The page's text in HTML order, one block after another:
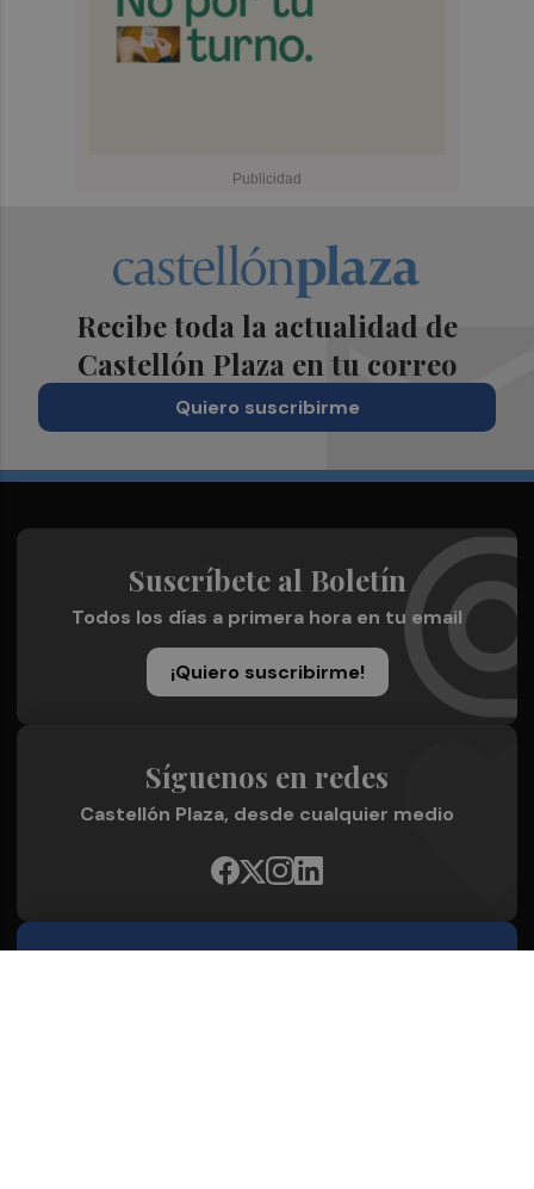
Recibe toda la actualidad de
Castellón Plaza en tu correo
Quiero suscribirme
Suscríbete al Boletín
Todos los días a primera hora en tu email
¡Quiero suscribirme!
Síguenos en redes
Castellón Plaza, desde cualquier medio